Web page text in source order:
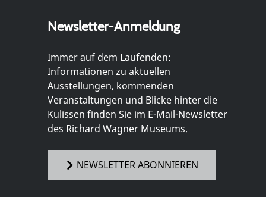
Newsletter-Anmeldung
Immer auf dem Laufenden:
Informationen zu aktuellen
Ausstellungen, kommenden
Veranstaltungen und Blicke hinter die
Kulissen finden Sie im E-Mail-Newsletter
des Richard Wagner Museums.
NEWSLETTER ABONNIEREN